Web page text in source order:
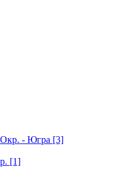
- Югра [3]
[1]